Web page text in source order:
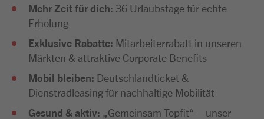
Mehr Zeit für dich: 36 Urlaubstage für echte
Erholung
Exklusive Rabatte: Mitarbeiterrabatt in unseren
Märkten & attraktive Corporate Benefits
Mobil bleiben: Deutschlandticket &
Dienstradleasing für nachhaltige Mobilität
Gesund & aktiv: „Gemeinsam Topfit“ – unser